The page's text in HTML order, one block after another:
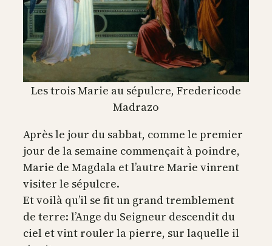
Les trois Marie au sépulcre, Fredericode
Madrazo
Après le jour du sabbat, comme le premier
jour de la semaine commençait à poindre,
Marie de Magdala et l’autre Marie vinrent
visiter le sépulcre.
Et voilà qu’il se fit un grand tremblement
de terre: l’Ange du Seigneur descendit du
ciel et vint rouler la pierre, sur laquelle il